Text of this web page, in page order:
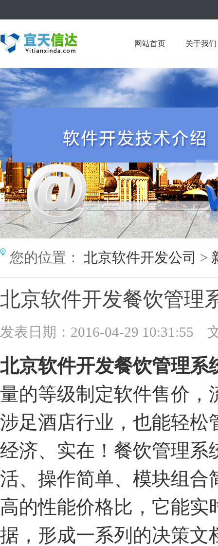
网站首页 关于我们
您的位置： 北京软件开发公司 >
北京软件开发餐饮管理
发表日期：2016-04-29 10:31:55
北京软件开发餐饮管理系
量的等级制定软件售价，
涉足酒店行业，也能轻松
经济、实在！餐饮管理系
活、操作简单、模块组合
高的性能价格比，它能实
据，形成一系列的决策文